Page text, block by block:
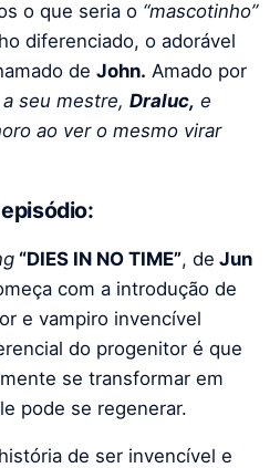
o que seria o “mascotinho”
diferenciado, o adorável
de John. Amado por
seu mestre, Draluc, e
ao ver o mesmo virar
“DIES IN NO TIME”, de Jun
com a introdução de
e vampiro invencível
do progenitor é que
se transformar em
pode se regenerar.
de ser invencível e